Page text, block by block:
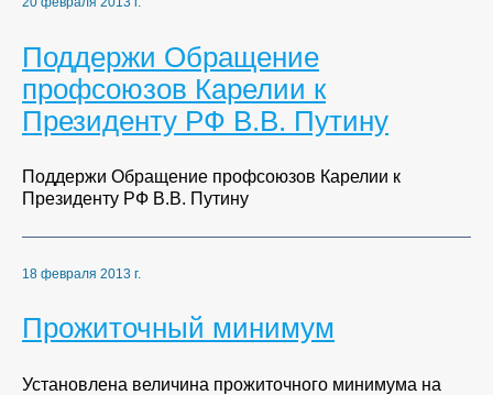
Поддержи Обращение
профсоюзов Карелии к
Президенту РФ В.В. Путину
Поддержи Обращение профсоюзов Карелии к
Президенту РФ В.В. Путину
18 февраля 2013 г.
Прожиточный минимум
Установлена величина прожиточного минимума на